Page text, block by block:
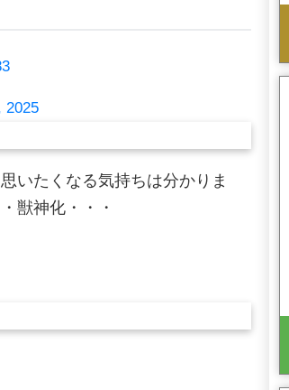
2025
いたくなる気持ちは分かりま
獣神化・・・